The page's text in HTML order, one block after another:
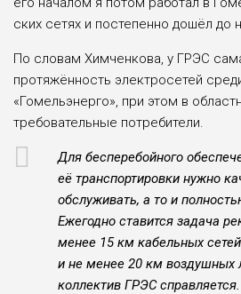
ских сетях и постепенно дошёл до
По словам Химченкова, у ГРЭС
протяжённость электросетей
«Гомельэнерго», при этом в
требовательные потребители.
Для бесперебойного
её транспортировки нужно
обслуживать, а то и
Ежегодно ставится задача
менее 15 км кабельных
и не менее 20 км воздушных
коллектив ГРЭС справляется.